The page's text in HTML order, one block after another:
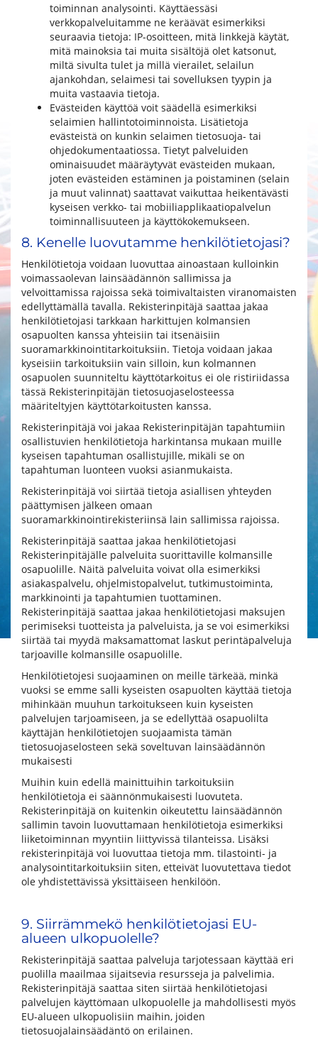
toiminnan analysointi. Käyttäessäsi
verkkopalveluitamme ne keräävät esimerkiksi
seuraavia tietoja: IP-osoitteen, mitä linkkejä käytät,
mitä mainoksia tai muita sisältöjä olet katsonut,
miltä sivulta tulet ja millä vierailet, selailun
ajankohdan, selaimesi tai sovelluksen tyypin ja
muita vastaavia tietoja.
Evästeiden käyttöä voit säädellä esimerkiksi
selaimien hallintotoiminnoista. Lisätietoja
evästeistä on kunkin selaimen tietosuoja- tai
ohjedokumentaatiossa. Tietyt palveluiden
ominaisuudet määräytyvät evästeiden mukaan,
joten evästeiden estäminen ja poistaminen (selain
ja muut valinnat) saattavat vaikuttaa heikentävästi
kyseisen verkko- tai mobiiliapplikaatiopalvelun
toiminnallisuuteen ja käyttökokemukseen.​​​​​​​
8. Kenelle luovutamme henkilötietojasi?
Henkilötietoja voidaan luovuttaa ainoastaan kulloinkin
voimassaolevan lainsäädännön sallimissa ja
velvoittamissa rajoissa sekä toimivaltaisten viranomaisten
edellyttämällä tavalla. Rekisterinpitäjä saattaa jakaa
henkilötietojasi tarkkaan harkittujen kolmansien
osapuolten kanssa yhteisiin tai itsenäisiin
suoramarkkinointitarkoituksiin. Tietoja voidaan jakaa
kyseisiin tarkoituksiin vain silloin, kun kolmannen
osapuolen suunniteltu käyttötarkoitus ei ole ristiriidassa
tässä Rekisterinpitäjän tietosuojaselosteessa
määriteltyjen käyttötarkoitusten kanssa.
Rekisterinpitäjä voi jakaa Rekisterinpitäjän tapahtumiin
osallistuvien henkilötietoja harkintansa mukaan muille
kyseisen tapahtuman osallistujille, mikäli se on
tapahtuman luonteen vuoksi asianmukaista.
Rekisterinpitäjä voi siirtää tietoja asiallisen yhteyden
päättymisen jälkeen omaan
suoramarkkinointirekisteriinsä lain sallimissa rajoissa.
Rekisterinpitäjä saattaa jakaa henkilötietojasi
Rekisterinpitäjälle palveluita suorittaville kolmansille
osapuolille. Näitä palveluita voivat olla esimerkiksi
asiakaspalvelu, ohjelmistopalvelut, tutkimustoiminta,
markkinointi ja tapahtumien tuottaminen.
Rekisterinpitäjä saattaa jakaa henkilötietojasi maksujen
perimiseksi tuotteista ja palveluista, ja se voi esimerkiksi
siirtää tai myydä maksamattomat laskut perintäpalveluja
tarjoaville kolmansille osapuolille.
Henkilötietojesi suojaaminen on meille tärkeää, minkä
vuoksi se emme salli kyseisten osapuolten käyttää tietoja
mihinkään muuhun tarkoitukseen kuin kyseisten
palvelujen tarjoamiseen, ja se edellyttää osapuolilta
käyttäjän henkilötietojen suojaamista tämän
tietosuojaselosteen sekä soveltuvan lainsäädännön
mukaisesti
Muihin kuin edellä mainittuihin tarkoituksiin
henkilötietoja ei säännönmukaisesti luovuteta.
Rekisterinpitäjä on kuitenkin oikeutettu lainsäädännön
sallimin tavoin luovuttamaan henkilötietoja esimerkiksi
liiketoiminnan myyntiin liittyvissä tilanteissa. Lisäksi
rekisterinpitäjä voi luovuttaa tietoja mm. tilastointi- ja
analysointitarkoituksiin siten, etteivät luovutettava tiedot
ole yhdistettävissä yksittäiseen henkilöön.
9. Siirrämmekö henkilötietojasi EU-
alueen ulkopuolelle?
Rekisterinpitäjä saattaa palveluja tarjotessaan käyttää eri
puolilla maailmaa sijaitsevia resursseja ja palvelimia.
Rekisterinpitäjä saattaa siten siirtää henkilötietojasi
palvelujen käyttömaan ulkopuolelle ja mahdollisesti myös
EU-alueen ulkopuolisiin maihin, joiden
tietosuojalainsäädäntö on erilainen.